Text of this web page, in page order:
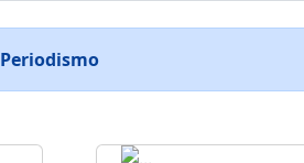
Periodismo